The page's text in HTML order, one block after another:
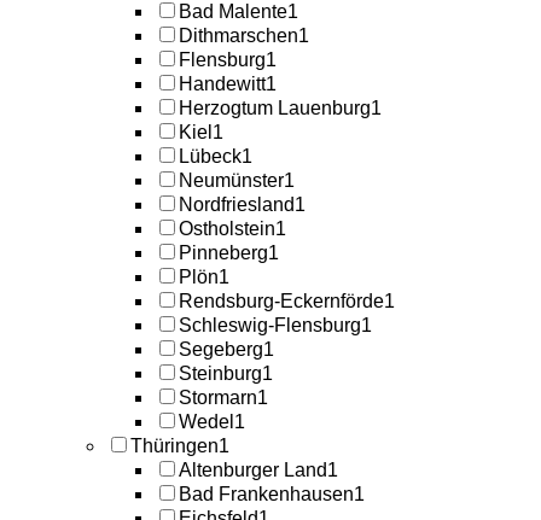
Bad Malente1
Dithmarschen1
Flensburg1
Handewitt1
Herzogtum Lauenburg1
Kiel 1
Lübeck1
Neumünster1
Nordfriesland1
Ostholstein1
Pinneberg1
Plön1
Rendsburg-Eckernförde1
Schleswig-Flensburg1
Segeberg1
Steinburg1
Stormarn1
Wedel 1
Thüringen1
Altenburger Land1
Bad Frankenhausen1